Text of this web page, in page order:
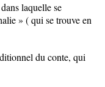
laquelle se
» ( qui se trouve en
du conte, qui